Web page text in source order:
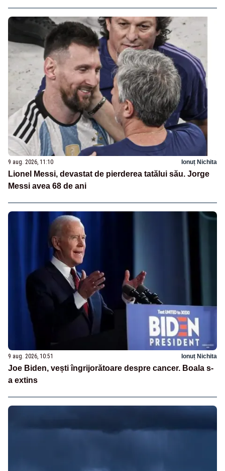
9 aug. 2026, 11:10 Ionuț Nichita
Lionel Messi, devastat de pierderea tatălui său. Jorge
Messi avea 68 de ani
9 aug. 2026, 10:51 Ionuț Nichita
Joe Biden, vești îngrijorătoare despre cancer. Boala s-
a extins